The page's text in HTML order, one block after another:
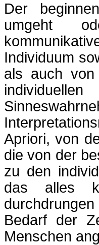
Der
umgeht
Individuum
als auch von
Apriori, von
die von der
zu den
das alles
Bedarf der
Menschen